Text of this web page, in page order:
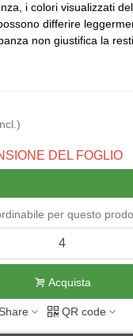
i colori visualizzati
differire
non giustifica la
DEL FOGLIO
per questo
Acquista
Share QR code